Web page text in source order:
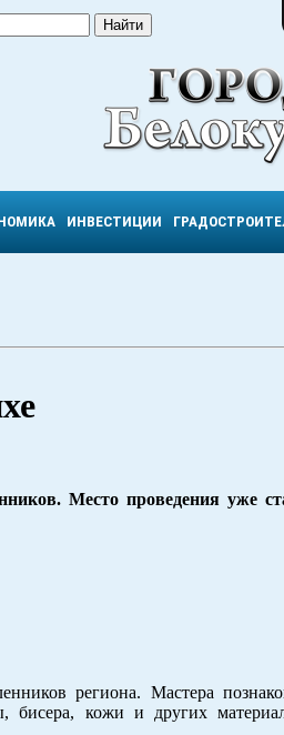
ИНВЕСТИЦИИ
Место проведения уже
региона. Мастера
бисера, кожи и других